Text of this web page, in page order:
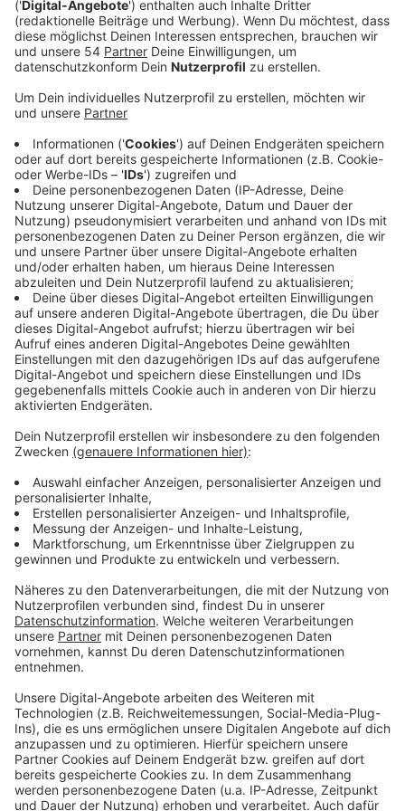
Mehr als 200 Millionen Streams weltweit gehen auf ihr
Konto. Sie hat an Hits wie "Change My Heart", "Good
Thing" oder auch "Low On Love" von Nico Santos.
Außerdem hat sie für die koreanischen Superstar-
Girlbands Girls Generation, OH MY GIRL und TWICE mit
produziert. Die in Schweden lebende Kanadierin Laurell
wird besonders für ausdrucksstarkes, emotionales und
modernes Songwriting mit Hitpotenzial geschätzt.
Jetzt könnte sie sich mit "Habit" selbst ins
Rampenlicht stellen.
Anzeige
Wir benötigen Ihre
Zustimmung, um den YouTube
Video-Service zu laden!
Wir verwenden einen Service eines
Drittanbieters, um Videoinhalte
einzubetten. Dieser Service kann
Daten zu Ihren Aktivitäten
sammeln. Bitte lesen Sie die
Details durch und stimmen Sie der
Nutzung des Service zu, um dieses
Video anzusehen.
Mehr Informationen
powered byUsercentrics Consent
Management Platform
Laurell - Habit (Official Lyric Video)
Anzeige